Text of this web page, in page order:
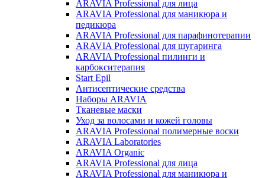
ARAVIA Professional для лица
ARAVIA Professional для маникюра и
педикюра
ARAVIA Professional для парафинотерапии
ARAVIA Professional для шугаринга
ARAVIA Professional пилинги и
карбокситерапия
Start Epil
Антисептические средства
Наборы ARAVIA
Тканевые маски
Уход за волосами и кожей головы
ARAVIA Professional полимерные воски
ARAVIA Laboratories
ARAVIA Organic
ARAVIA Professional для лица
ARAVIA Professional для маникюра и